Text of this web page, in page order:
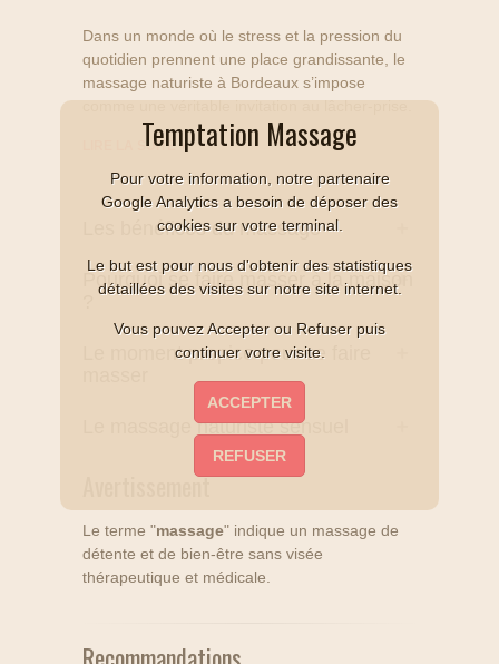
Dans un monde où le stress et la pression du
quotidien prennent une place grandissante, le
massage naturiste à Bordeaux s’impose
comme une véritable invitation au lâcher-prise.
LIRE LA SUITE +
Les bénéfices du massage
Pourquoi se faire masser à la maison
Le moment propice pour se faire
Le massage naturiste sensuel
Avertissement
Le terme "massage" indique un massage de
détente et de bien-être sans visée
thérapeutique et médicale.
Recommandations
Temptation Massage
Pour votre information, notre partenaire
Google Analytics a besoin de déposer des
cookies sur votre terminal.
Le but est pour nous d'obtenir des statistiques
détaillées des visites sur notre site internet.
Vous pouvez Accepter ou Refuser puis
continuer votre visite.